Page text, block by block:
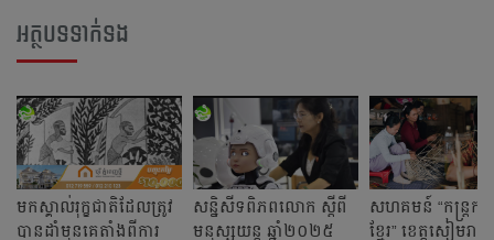
អត្ថបទទាក់ទង
មកស្គាល់រុក្ខជាតិដែលត្រូវ
បានដាំ​មុន​គេ​តាំង​ពី​ការ​
សន្និសីទពិភពលោក ស្តីពី
មនុស្សយន្ត ឆ្នាំ២០២៥
សហគមន៍ “កន្ដ្រកស្
ខ្មែរ” ខេត្ដ​សៀមរា